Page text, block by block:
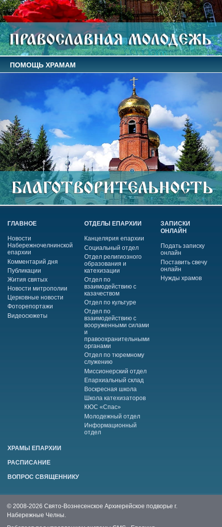
ПОМОЩЬ ХРАМАМ
ГЛАВНОЕ
Новости
Набережночелнинской
епархии
Комментарий дня
Публикации
Жития святых
Новости митрополии
Церковные новости
Фоторепортажи
Видеосюжеты
ОТДЕЛЫ ЕПАРХИИ
Канцелярия епархии
Социальный отдел
Отдел религиозного
образования и
катехизации
Отдел по
взаимодействию с
казачеством
Отдел по культуре
Отдел по
взаимодействию с
вооруженными силами
и
правоохранительными
органами
Отдел по тюремному
служению
Миссионерский отдел
Епархиальный склад
Воскресная школа
Школа катехизаторов
КЮС «Спас»
Молодежный отдел
Информационный
отдел
ЗАПИСКИ
ОНЛАЙН
Подать записку
онлайн
Поставить свечу
онлайн
Нужды храмов
ХРАМЫ ЕПАРХИИ
РАСПИСАНИЕ
ВОПРОС СВЯЩЕННИКУ
© 2008-2026 Свято-Вознесенское Архиерейское подворье г.
Набережные Челны.